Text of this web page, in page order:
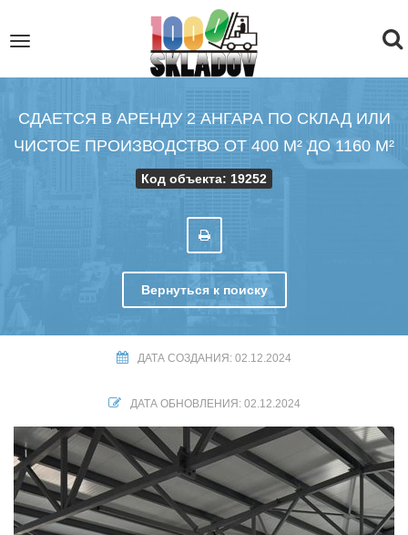
Toggle
СДАЕТСЯ В АРЕНДУ 2 АНГАРА ПО СКЛАД ИЛИ
ЧИСТОЕ ПРОИЗВОДСТВО ОТ 400 М² ДО 1160 М²
Код объекта: 19252
Вернуться к поиску
ДАТА СОЗДАНИЯ: 02.12.2024
ДАТА ОБНОВЛЕНИЯ: 02.12.2024